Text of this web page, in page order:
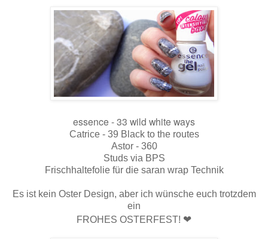
essence - 33 wild white ways
Catrice - 39 Black to the routes
Astor - 360
Studs via BPS
Frischhaltefolie für die saran wrap Technik
Es ist kein Oster Design, aber ich wünsche euch trotzdem
ein
FROHES OSTERFEST! ❤